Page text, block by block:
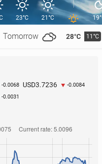
Tomorrow 28°C 11°C
23°C 21°C
-0.0068 USD3.7236 -0.0084
-0.0031